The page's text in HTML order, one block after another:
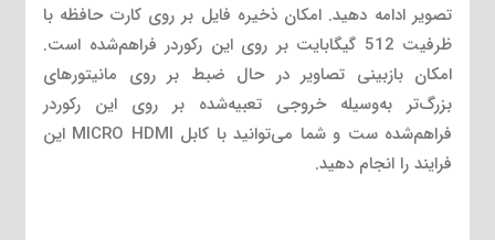
تصویر ادامه دهید. امکان ذخیره فایل بر روی کارت حافظه با
ظرفیت 512 گیگابایت بر روی این رکوردر فراهم‌شده است.
امکان بازبینی تصاویر در حال ضبط بر روی مانیتورهای
بزرگ‌تر به‌وسیله خروجی تعبیه‌شده بر روی این رکوردر
فراهم‌شده ست و شما می‌توانید با کابل MICRO HDMI این
فرایند را انجام دهید.